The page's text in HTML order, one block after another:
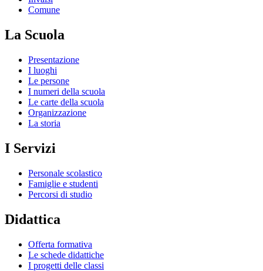
Comune
La Scuola
Presentazione
I luoghi
Le persone
I numeri della scuola
Le carte della scuola
Organizzazione
La storia
I Servizi
Personale scolastico
Famiglie e studenti
Percorsi di studio
Didattica
Offerta formativa
Le schede didattiche
I progetti delle classi